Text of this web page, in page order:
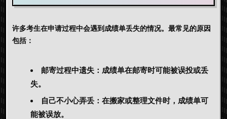
许多考生在申请过程中会遇到成绩单丢失的情况。最常见的原因
包括：
邮寄过程中遗失：成绩单在邮寄时可能被误投或丢
失。
自己不小心弄丢：在搬家或整理文件时，成绩单可
能被误放。